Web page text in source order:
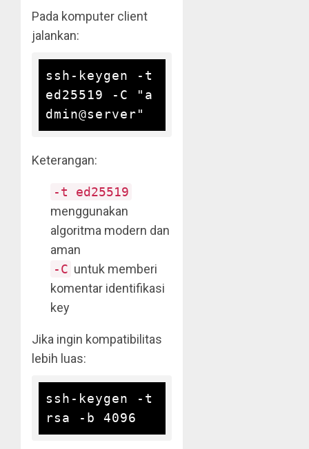
Pada komputer client
jalankan:
ssh-keygen -t
ed25519 -C "a
Keterangan:
-t ed25519
menggunakan
algoritma modern dan
aman
-C untuk memberi
komentar identifikasi
key
Jika ingin kompatibilitas
lebih luas:
ssh-keygen -t